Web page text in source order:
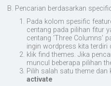
B. Pencarian berdasarkan
Pada kolom spesific
centang pada pilihan fitur
centang ‘Three Columns’
ingin wordpress kita terdiri
klik find themes. Jika
muncul beberapa pilihan
Pilih salah satu theme dan
activate